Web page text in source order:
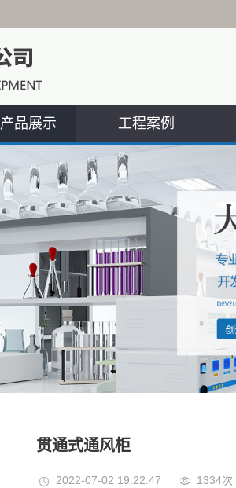
产品展示 工程案例
贯通式通风柜
2022-07-02 19:22:47 1334次